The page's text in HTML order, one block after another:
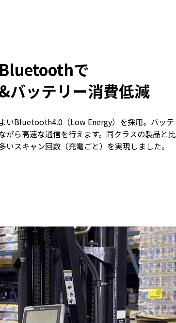
で
バッテリー消費低減
いBluetooth4.0（Low Energy）を採用。バッテ
がら高速な通信を行えます。同クラスの製品と比
いスキャン回数（充電ごと）を実現しました。